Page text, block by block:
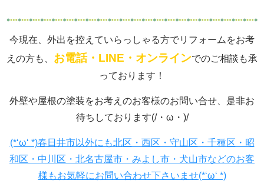
今現在、外出を控えていらっしゃる方でリフォームをお考
えの方も、 お電話・LINE・オンラインでのご相談も承
っております！
外壁や屋根の塗装をお考えのお客様のお問い合せ、是非お
待ちしております(/・ω・)/
(*‘ω‘ *)春日井市以外にも北区・西区・守山区・千種区・昭
和区・中川区・北名古屋市・みよし市・犬山市などのお客
様もお気軽にお問い合わせ下さいませ(*‘ω‘ *)